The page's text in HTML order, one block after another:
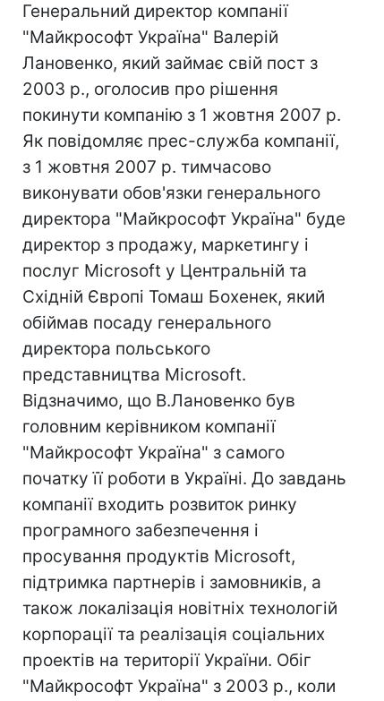
Генеральний директор компанії
"Майкрософт Україна" Валерій
Лановенко, який займає свій пост з
2003 р., оголосив про рішення
покинути компанію з 1 жовтня 2007 р.
Як повідомляє прес-служба компанії,
з 1 жовтня 2007 р. тимчасово
виконувати обов'язки генерального
директора "Майкрософт Україна" буде
директор з продажу, маркетингу і
послуг Microsoft у Центральній та
Східній Європі Томаш Бохенек, який
обіймав посаду генерального
директора польського
представництва Microsoft.
Відзначимо, що В.Лановенко був
головним керівником компанії
"Майкрософт Україна" з самого
початку її роботи в Україні. До завдань
компанії входить розвиток ринку
програмного забезпечення і
просування продуктів Microsoft,
підтримка партнерів і замовників, а
також локалізація новітніх технологій
корпорації та реалізація соціальних
проектів на території України. Обіг
"Майкрософт Україна" з 2003 р., коли